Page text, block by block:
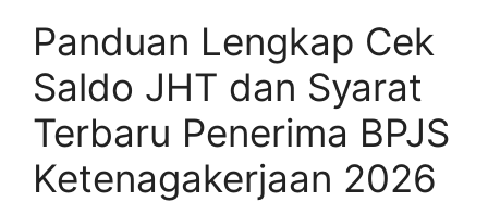
Panduan Lengkap Cek
Saldo JHT dan Syarat
Terbaru Penerima BPJS
Ketenagakerjaan 2026